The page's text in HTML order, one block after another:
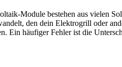
Module bestehen aus vielen
den dein Elektrogrill oder
Ein häufiger Fehler ist die